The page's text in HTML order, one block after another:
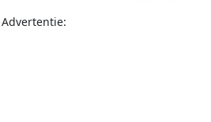
Advertentie: